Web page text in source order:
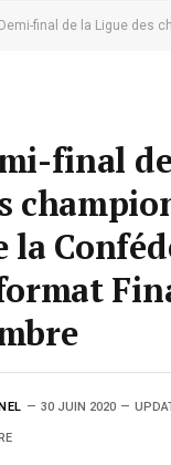
de la Ligue des champions et la Coupe de la
final
la
30 JUIN 2020